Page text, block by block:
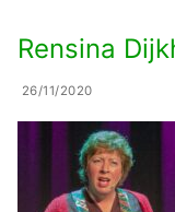
Rensina
26/11/2020